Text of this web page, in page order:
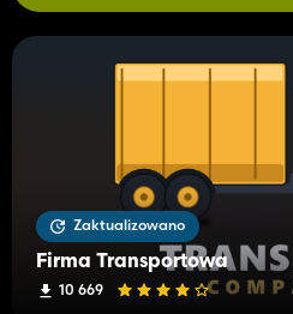
Zaktualizowano
Firma Transportowa
10 669